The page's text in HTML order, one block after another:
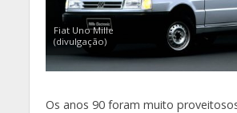
Fiat Uno Mille
(divulgação)
Os anos 90 foram muito